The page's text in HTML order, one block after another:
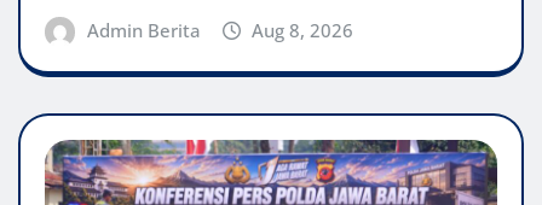
Admin Berita Aug 8, 2026